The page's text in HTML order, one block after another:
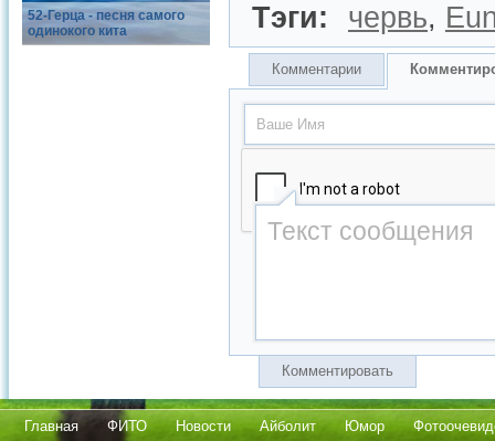
52-Герца - песня самого
одинокого кита
Тэги: червь,
Комментарии
Комментировать
Главная ФИТО Новости Айболит Юмор